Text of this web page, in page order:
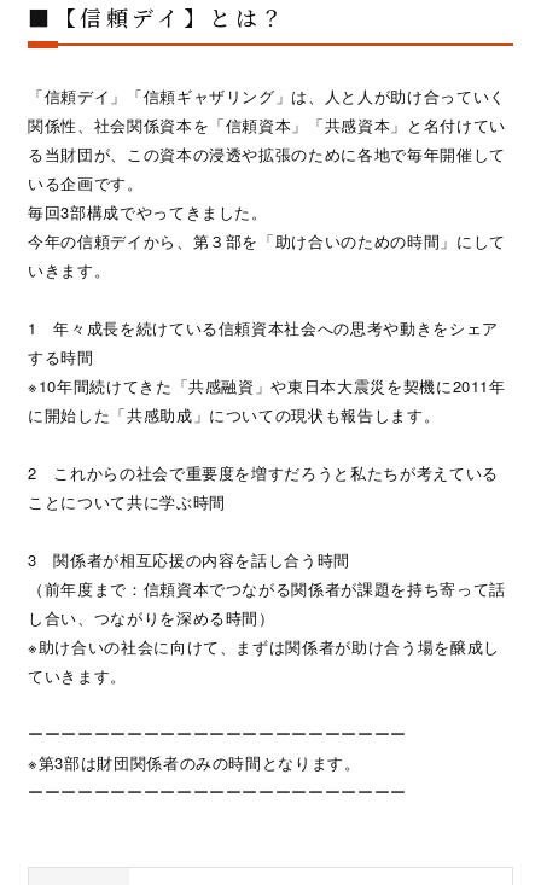
■【信頼デイ】とは？
「信頼デイ」「信頼ギャザリング」は、人と人が助け合っていく
関係性、社会関係資本を「信頼資本」「共感資本」と名付けてい
る当財団が、この資本の浸透や拡張のために各地で毎年開催して
いる企画です。
毎回3部構成でやってきました。
今年の信頼デイから、第３部を「助け合いのための時間」にして
いきます。
1 年々成長を続けている信頼資本社会への思考や動きをシェア
する時間
※10年間続けてきた「共感融資」や東日本大震災を契機に2011年
に開始した「共感助成」についての現状も報告します。
2 これからの社会で重要度を増すだろうと私たちが考えている
ことについて共に学ぶ時間
3 関係者が相互応援の内容を話し合う時間
（前年度まで：信頼資本でつながる関係者が課題を持ち寄って話
し合い、つながりを深める時間）
※助け合いの社会に向けて、まずは関係者が助け合う場を醸成し
ていきます。
ーーーーーーーーーーーーーーーーーーーーーーー
※第3部は財団関係者のみの時間となります。
ーーーーーーーーーーーーーーーーーーーーーーー